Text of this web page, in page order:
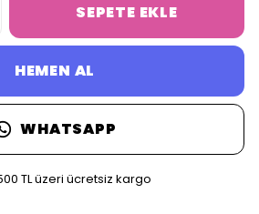
SEPETE EKLE
HEMEN AL
WHATSAPP
TL üzeri ücretsiz kargo